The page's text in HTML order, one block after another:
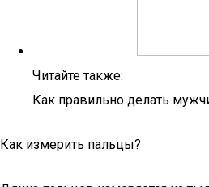
Читайте также:
Как правильно делать
Как измерить пальцы?